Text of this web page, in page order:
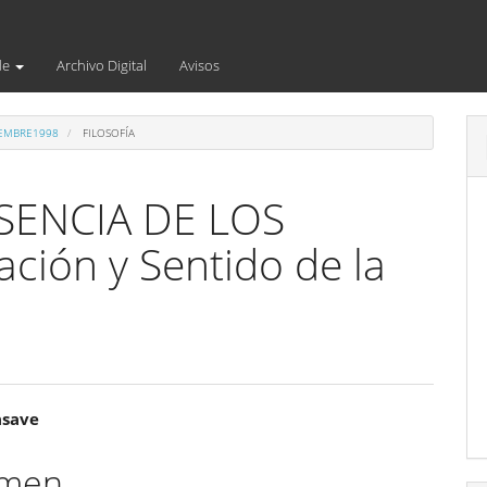
Archivo Digital Avisos
FILOSOFÍA
DE LOS
y Sentido de la